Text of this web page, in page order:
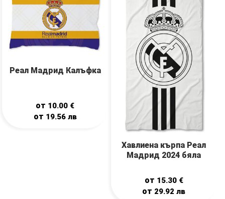
Реал Мадрид Калъфка
от 10.00 €
от 19.56 лв
Хавлиена кърпа Реал
Мадрид 2024 бяла
от 15.30 €
от 29.92лв